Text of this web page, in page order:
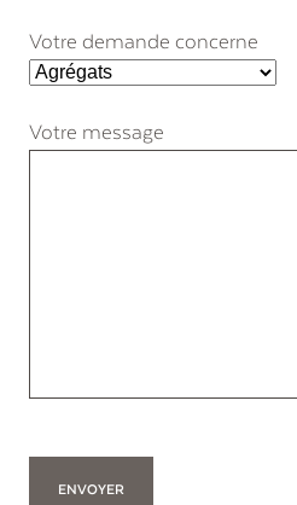
Votre demande concerne
Votre message
ENVOYER